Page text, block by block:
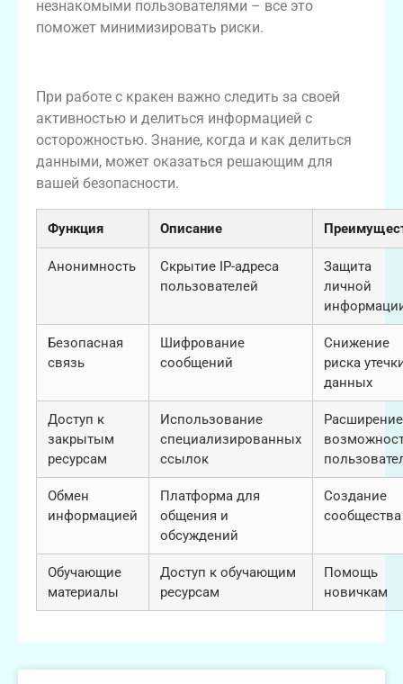
незнакомыми пользователями – все это
поможет минимизировать риски.
При работе с кракен важно следить за своей
активностью и делиться информацией с
осторожностью. Знание, когда и как делиться
данными, может оказаться решающим для
вашей безопасности.
Функция Описание
Анонимность
Скрытие IP-адреса
пользователей
Защита
личной
Безопасная
связь
Шифрование
сообщений
Снижение
риска
данных
Доступ к
закрытым
ресурсам
Использование
специализированных
ссылок
Расширение
Обмен
информацией
Платформа для
общения и
обсуждений
Создание
сообщества
Обучающие
материалы
Доступ к обучающим
ресурсам
Помощь
новичкам